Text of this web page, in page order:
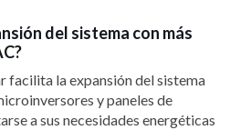
del sistema con más
facilita la expansión del sistema
y paneles de
a sus necesidades energéticas